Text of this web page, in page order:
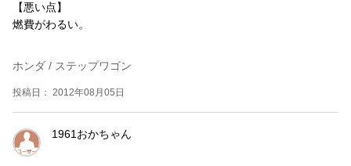
【悪い点】
燃費がわるい。
ホンダ / ステップワゴン
投稿日： 2012年08月05日
1961おかちゃん